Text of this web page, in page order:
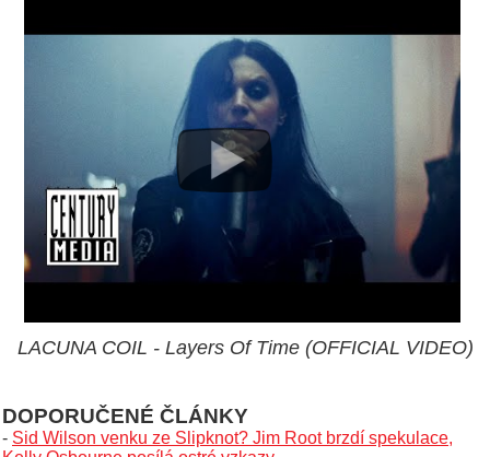
LACUNA COIL - Layers Of Time (OFFICIAL VIDEO)
DOPORUČENÉ ČLÁNKY
- Sid Wilson venku ze Slipknot? Jim Root brzdí spekulace,